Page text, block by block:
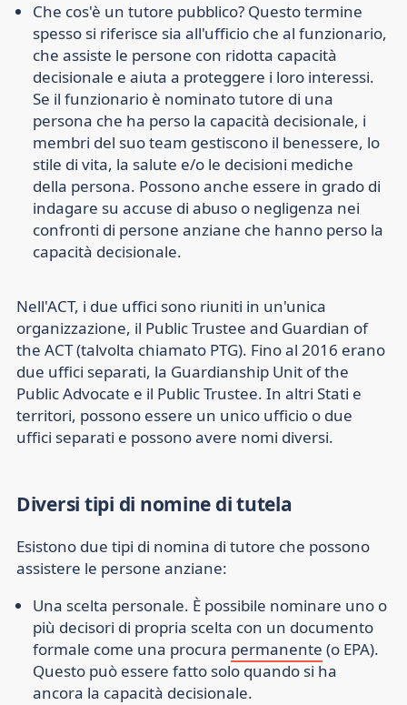
Che cos'è un tutore pubblico? Questo termine
spesso si riferisce sia all'ufficio che al funzionario,
che assiste le persone con ridotta capacità
decisionale e aiuta a proteggere i loro interessi.
Se il funzionario è nominato tutore di una
persona che ha perso la capacità decisionale, i
membri del suo team gestiscono il benessere, lo
stile di vita, la salute e/o le decisioni mediche
della persona. Possono anche essere in grado di
indagare su accuse di abuso o negligenza nei
confronti di persone anziane che hanno perso la
capacità decisionale.
Nell'ACT, i due uffici sono riuniti in un'unica
organizzazione, il Public Trustee and Guardian of
the ACT (talvolta chiamato PTG). Fino al 2016 erano
due uffici separati, la Guardianship Unit of the
Public Advocate e il Public Trustee. In altri Stati e
territori, possono essere un unico ufficio o due
uffici separati e possono avere nomi diversi.
Diversi tipi di nomine di tutela
Esistono due tipi di nomina di tutore che possono
assistere le persone anziane:
Una scelta personale. È possibile nominare uno o
più decisori di propria scelta con un documento
formale come una procura permanente (o EPA).
Questo può essere fatto solo quando si ha
ancora la capacità decisionale.